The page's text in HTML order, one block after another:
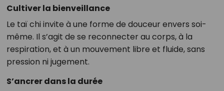
Cultiver la bienveillance
Le taï chi invite à une forme de douceur envers soi-
même. Il s’agit de se reconnecter au corps, à la
respiration, et à un mouvement libre et fluide, sans
pression ni jugement.
S’ancrer dans la durée